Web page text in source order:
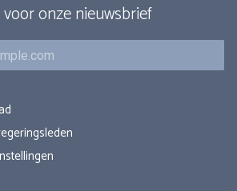
onze nieuwsbrief